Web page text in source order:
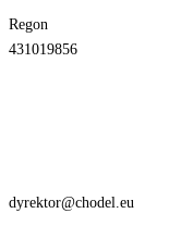
Regon
431019856
dyrektor@chodel.eu